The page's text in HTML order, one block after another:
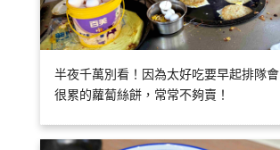
半夜千萬別看！因為太好吃要早起排隊會
很累的蘿蔔絲餅，常常不夠賣！